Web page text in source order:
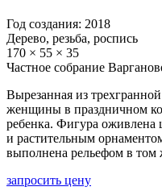
Год создания: 2018
Дерево, резьба, роспись
170 × 55 × 35
Частное собрание
Вырезанная из
женщины в праздничном
ребенка. Фигура оживлена
и растительным
выполнена рельефом в том
запросить цену